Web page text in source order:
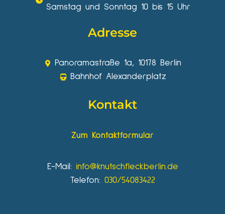
Samstag und Sonntag 10 bis 15 Uhr
Adresse
Panoramastraße 1a, 10178 Berlin
Bahnhof Alexanderplatz
Kontakt
Zum Kontaktformular
E-Mail: info@knutschfleckberlin.de
Telefon: 030/54083422